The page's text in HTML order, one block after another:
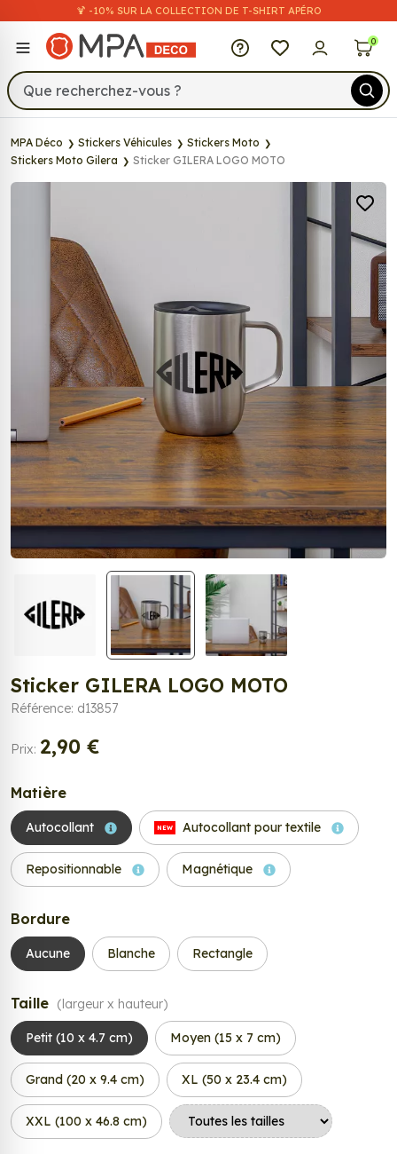
🍹 -10% SUR LA COLLECTION DE T-SHIRT APÉRO
MPA Déco 0
MPA Déco Stickers Véhicules
Stickers Moto
Stickers Moto Gilera
Sticker GILERA LOGO MOTO
Sticker GILERA LOGO MOTO
Référence: d13857
Prix: 2,90 €
Matière
Autocollant NEW Autocollant pour textile
Repositionnable Magnétique
Bordure
Aucune Blanche Rectangle
Taille (largeur x hauteur)
Petit (10 x 4.7 cm) Moyen (15 x 7 cm)
Grand (20 x 9.4 cm) XL (50 x 23.4 cm)
XXL (100 x 46.8 cm)